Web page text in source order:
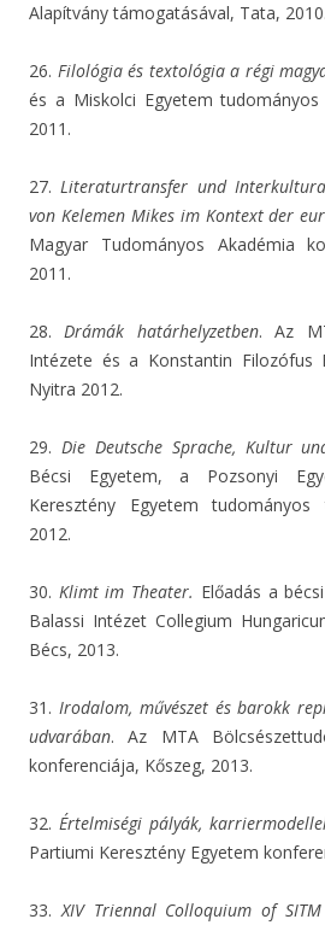
Alapítvány támogatásával, Tata, 2010.
26. Filológia és textológia a régi
és a Miskolci Egyetem
2011.
27.Literaturtransfer und
von Kelemen Mikes im Kontext der
Magyar Tudományos Akadémia
2011.
28.Drámák határhelyzetben. Az
Intézete és a Konstantin Filozófus
Nyitra 2012.
29. Die Deutsche Sprache, Kultur
Bécsi Egyetem, a Pozsonyi
Keresztény Egyetem tudományos
2012.
30. Klimt im Theater. Előadás a
Balassi Intézet Collegium
Bécs, 2013.
31. Irodalom, művészet és barokk
udvarában. Az MTA
konferenciája, Kőszeg, 2013.
32. Értelmiségi pályák,
Partiumi Keresztény Egyetem
33.XIV Triennal Colloquium of SITM